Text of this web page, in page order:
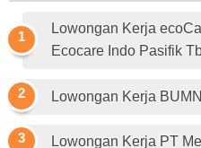
Lowongan Kerja
Ecocare Indo Pasifik
Lowongan Kerja
Lowongan Kerja PT